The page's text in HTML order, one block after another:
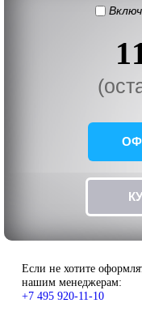
Если не хотите
нашим менеджерам:
+7 495 920-11-10